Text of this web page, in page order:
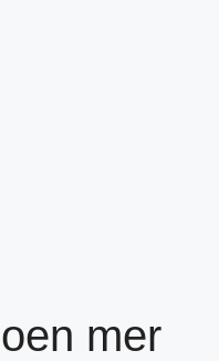
mer